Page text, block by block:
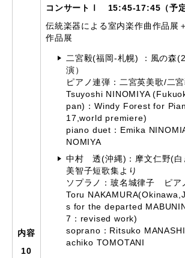
内容
10
コンサートⅠ 15:45-17:45（予定
伝統楽器による室内楽作曲作品展
作品展
二宮毅(福岡-札幌) ：風の森
演）
ピアノ連弾：二宮英美歌/二
Tsuyoshi NINOMIYA
pan)：Windy Forest for
17,world premiere)
piano duet：Emika
NOMIYA
中村 透(沖縄)：摩文仁野(
美智子短歌集より
ソプラノ：玻名城律子 ピア
Toru
s for the departed
7：revised work)
soprano：Ritsuko
achiko TOMOTANI